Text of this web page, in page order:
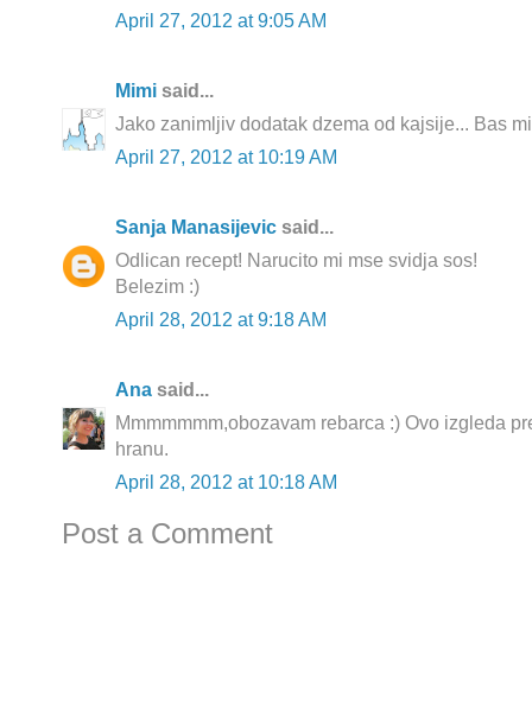
April 27, 2012 at 9:05 AM
Mimi said...
Jako zanimljiv dodatak dzema od kajsije... Bas
April 27, 2012 at 10:19 AM
Sanja Manasijevic said...
Odlican recept! Narucito mi mse svidja sos!
Belezim :)
April 28, 2012 at 9:18 AM
Ana said...
Mmmmmmm,obozavam rebarca :) Ovo izgleda
hranu.
April 28, 2012 at 10:18 AM
Post a Comment